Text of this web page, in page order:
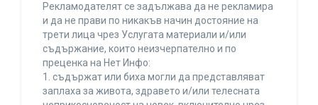
Рекламодателят се задължава да не рекламира
и да не прави по никакъв начин достояние на
трети лица чрез Услугата материали и/или
съдържание, които неизчерпателно и по
преценка на Нет Инфо:
1. съдържат или биха могли да представляват
заплаха за живота, здравето и/или телесната